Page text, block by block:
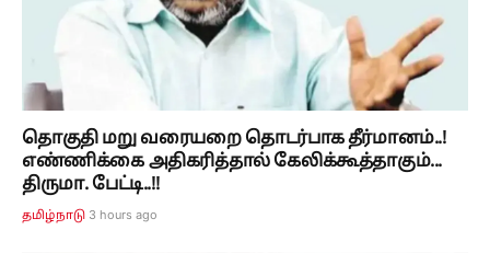
தொகுதி மறு வரையறை தொடர்பாக தீர்மானம்..!
எண்ணிக்கை அதிகரித்தால் கேலிக்கூத்தாகும்...
திருமா. பேட்டி..!!
தமிழ்நாடு 3 hours ago